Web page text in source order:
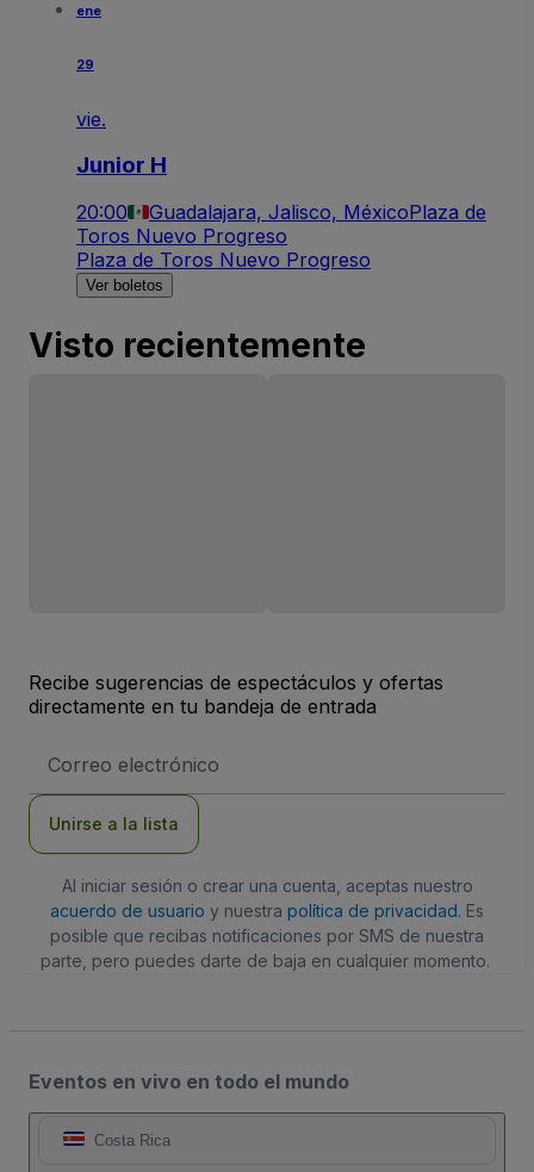
ene
29
vie.
Junior H
20:00 Guadalajara, Jalisco, MéxicoPlaza de
Toros Nuevo Progreso
Plaza de Toros Nuevo Progreso
Ver boletos
Visto recientemente
Recibe sugerencias de espectáculos y ofertas
directamente en tu bandeja de entrada
de
Unirse a la lista
Al iniciar sesión o crear una cuenta, aceptas nuestro
acuerdo de usuario y nuestra política de privacidad. Es
posible que recibas notificaciones por SMS de nuestra
parte, pero puedes darte de baja en cualquier momento.
Eventos en vivo en todo el mundo
Costa Rica